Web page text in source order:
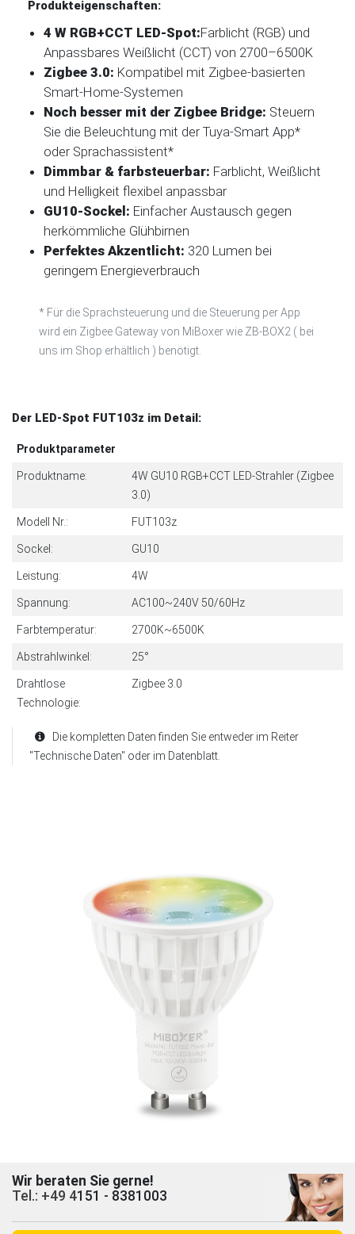
Produkteigenschaften:
4 W RGB+CCT LED-Spot:Farblicht (RGB) und
Anpassbares Weißlicht (CCT) von 2700–6500K
Zigbee 3.0: Kompatibel mit Zigbee-basierten
Smart-Home-Systemen
Noch besser mit der Zigbee Bridge: Steuern
Sie die Beleuchtung mit der Tuya-Smart App*
oder Sprachassistent*
Dimmbar & farbsteuerbar: Farblicht, Weißlicht
und Helligkeit flexibel anpassbar
GU10-Sockel: Einfacher Austausch gegen
herkömmliche Glühbirnen
Perfektes Akzentlicht: 320 Lumen bei
geringem Energieverbrauch
* Für die Sprachsteuerung und die Steuerung per App
wird ein Zigbee Gateway von MiBoxer wie ZB-BOX2 ( bei
uns im Shop erhältlich ) benötigt.
Der LED-Spot FUT103z im Detail:
Produktparameter
Produktname:
4W GU10 RGB+CCT LED-Strahler (Zigbee
3.0)
Modell Nr.: FUT103z
Sockel: GU10
Leistung: 4W
Spannung: AC100~240V 50/60Hz
Farbtemperatur: 2700K~6500K
Abstrahlwinkel: 25°
Drahtlose
Technologie:
Zigbee 3.0
Die kompletten Daten finden Sie entweder im Reiter
"Technische Daten" oder im Datenblatt.
Wir beraten Sie gerne!
Tel.: +49 4151 - 8381003